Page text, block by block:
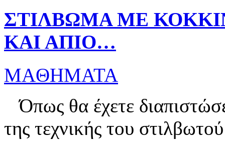
ΣΤΙΛΒΩΜΑ ΜΕ
ΚΑΙ ΑΠΙΟ…
MAΘΗΜΑΤΑ
Όπως θα έχετε
της τεχνικής του